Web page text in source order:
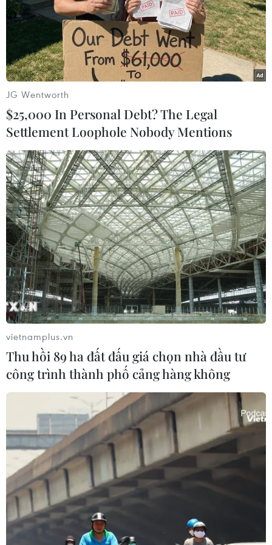
Hãng bay sẵn sàng mở lại đường bay quốc
tế để sớm vượt qua COVID-19
24/12/2021 02:30
Hiện các hãng hàng không Việt Nam đã sẵn sàng và
chuẩn bị kế hoạch cho việc mở lại đường bay thương
mại quốc tế thường lệ nhằm vượt qua khó khăn do dịch
COVID-19.
Vietnam Airlines khai thác trở lại đường
bay thường lệ đến Australia
JG Wentworth
$25,000 In Personal Debt? The Legal
Settlement Loophole Nobody Mentions
vietnamplus.vn
Thu hồi 89 ha đất đấu giá chọn nhà đầu tư
công trình thành phố cảng hàng không